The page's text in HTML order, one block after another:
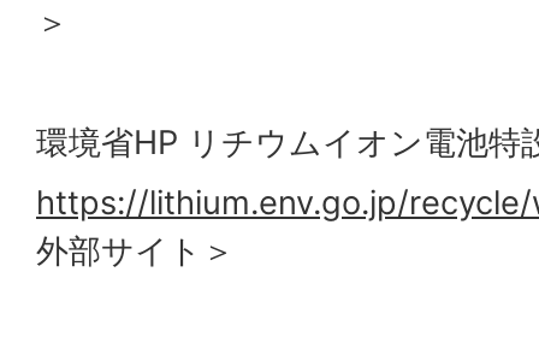
＞
環境省HP リチウムイオン電池特
https://lithium.env.go.jp/
外部サイト＞